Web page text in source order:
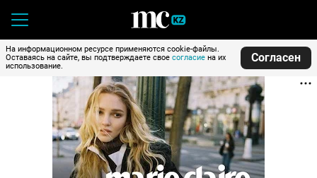
На информационном ресурсе применяются cookie-файлы.
Оставаясь на сайте, вы подтверждаете свое согласие на их
использование.
Согласен